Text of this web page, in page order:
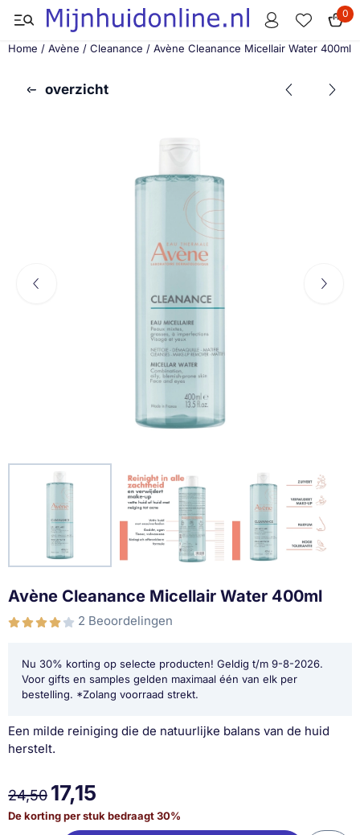
Cookievoorkeuren zijn momenteel gesloten. 0
Home / Avène / Cleanance / Avène Cleanance Micellair Water 400ml
overzicht
Avène Cleanance Micellair Water 400ml
2 Beoordelingen
Nu 30% korting op selecte producten! Geldig t/m 9-8-2026.
Voor gifts en samples gelden maximaal één van elk per
bestelling. *Zolang voorraad strekt.
Een milde reiniging die de natuurlijke balans van de huid
herstelt.
24,50 17,15
De korting per stuk bedraagt30%